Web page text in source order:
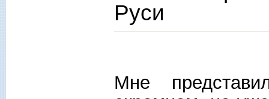
Руси
Мне